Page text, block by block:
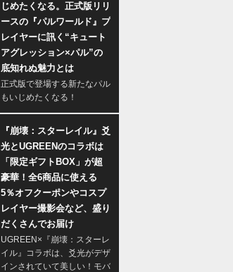
じめたくなる。正式版リリ
ースの『パルワールド』プ
レイヤーに訊く“キュート
アグレッション×パル”の
底知れぬ魅力とは
正式版で登場する新たなパル
もいじめたくなる！
『崩壊：スターレイル』爻
光とUGREENのコラボは
「限定ギフトBOX」が超
豪華！全6商品に使える
5％オフクーポンやコスプ
レイヤー撮影会など、盛り
だくさんでお届け
UGREEN×『崩壊：スターレ
イル』コラボは、爻光がデザ
インされていて美しい！モバ